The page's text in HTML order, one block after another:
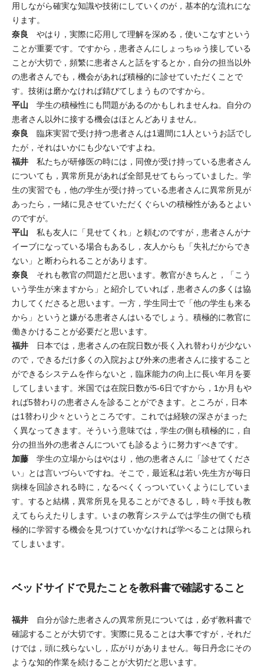
用しながら確実な知識や技術にしていくのが，基本的な流れにな
ります。
奈良 やはり，実際に応用して理解を深める，使いこなすという
ことが重要です。ですから，患者さんにしょっちゅう接している
ことが大切で，頻繁に患者さんと話をするとか，自分の担当以外
の患者さんでも，機会があれば積極的に診せていただくことで
す。技術は磨かなければ錆びてしまうものですから。
平山 学生の積極性にも問題があるのかもしれませんね。自分の
患者さん以外に接する機会はほとんどありません。
奈良 臨床実習で受け持つ患者さんは1週間に1人というお話でし
たが，それはいかにも少ないですよね。
福井 私たちが研修医の時には，同僚が受け持っている患者さん
についても，異常所見があれば全部見せてもらっていました。学
生の実習でも，他の学生が受け持っている患者さんに異常所見が
あったら，一緒に見させていただくぐらいの積極性があるとよい
のですが。
平山 私も友人に「見せてくれ」と頼むのですが，患者さんがナ
イーブになっている場合もあるし，友人からも「失礼だからでき
ない」と断わられることがあります。
奈良 それも教官の問題だと思います。教官がきちんと，「こう
いう学生が来ますから」と紹介していれば，患者さんの多くは協
力してくださると思います。一方，学生同士で「他の学生も来る
から」というと嫌がる患者さんはいるでしょう。積極的に教官に
働きかけることが必要だと思います。
福井 日本では，患者さんの在院日数が長く入れ替わりが少ない
ので，できるだけ多くの入院および外来の患者さんに接すること
ができるシステムを作らないと，臨床能力の向上に長い年月を要
してしまいます。米国では在院日数が5-6日ですから，1か月もや
れば5替わりの患者さんを診ることができます。ところが，日本
は1替わり少々というところです。これでは経験の深さがまった
く異なってきます。そういう意味では，学生の側も積極的に，自
分の担当外の患者さんについても診るように努力すべきです。
加藤 学生の立場からはやはり，他の患者さんに「診せてくださ
い」とは言いづらいですね。そこで，最近私は若い先生方が毎日
病棟を回診される時に，なるべくくっついていくようにしていま
す。すると結構，異常所見を見ることができるし，時々手技も教
えてもらえたりします。いまの教育システムでは学生の側でも積
極的に学習する機会を見つけていかなければ学べることは限られ
てしまいます。
ベッドサイドで見たことを教科書で確認すること
福井 自分が診た患者さんの異常所見については，必ず教科書で
確認することが大切です。実際に見ることは大事ですが，それだ
けでは，頭に残らないし，広がりがありません。毎日丹念にその
ような知的作業を続けることが大切だと思います。